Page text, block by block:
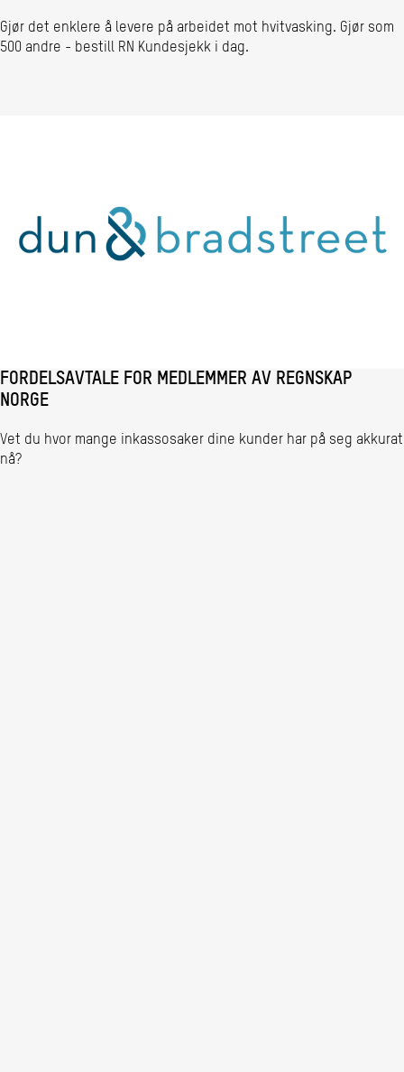
Gjør det enklere å levere på arbeidet mot hvitvasking. Gjør som
500 andre - bestill RN Kundesjekk i dag.
FORDELSAVTALE FOR MEDLEMMER AV REGNSKAP
NORGE
Vet du hvor mange inkassosaker dine kunder har på seg akkurat
nå?